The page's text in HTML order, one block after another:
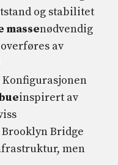
og stabilitet
massenødvendig
av
inspirert av
Bridge
men